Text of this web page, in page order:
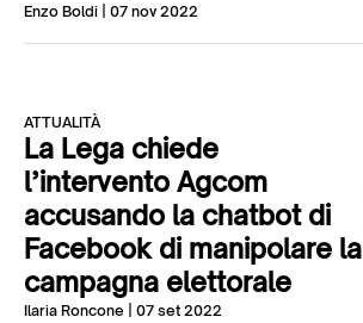
Enzo Boldi | 07 nov 2022
ATTUALITÀ
La Lega chiede
l’intervento Agcom
accusando la chatbot di
Facebook di manipolare la
campagna elettorale
Ilaria Roncone | 07 set 2022